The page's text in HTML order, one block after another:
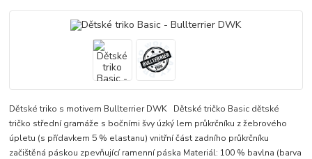
Dětské triko s motivem Bullterrier DWK Dětské tričko Basic dětské
tričko střední gramáže s bočními švy úzký lem průkrčníku z žebrového
úpletu (s přídavkem 5 % elastanu) vnitřní část zadního průkrčníku
začištěná páskou zpevňující ramenní páska Materiál: 100 % bavlna (barva